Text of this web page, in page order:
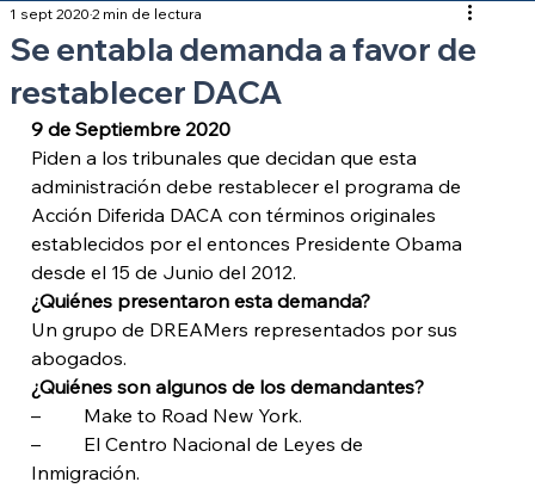
Se entabla demanda a favor de
restablecer DACA
1 sept 20202 min de lectura
9 de Septiembre 2020
Piden a los tribunales que decidan que esta
administración debe restablecer el programa de
Acción Diferida DACA con términos originales
establecidos por el entonces Presidente Obama
desde el 15 de Junio del 2012.
¿Quiénes presentaron esta demanda?
Un grupo de DREAMers representados por sus
abogados.
¿Quiénes son algunos de los demandantes?
–         Make to Road New York.
–         El Centro Nacional de Leyes de
Inmigración.